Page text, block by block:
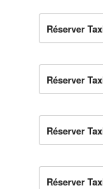
Réserver
Réserver
Réserver
Réserver